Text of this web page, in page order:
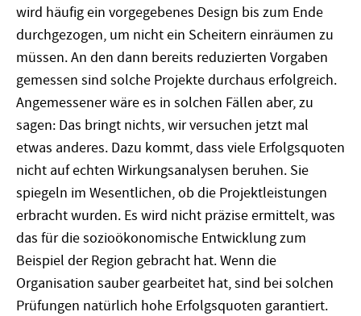
wird häufig ein vorgegebenes Design bis zum Ende
durchgezogen, um nicht ein Scheitern einräumen zu
müssen. An den dann bereits reduzierten Vorgaben
gemessen sind solche Projekte durchaus erfolgreich.
Angemessener wäre es in solchen Fällen aber, zu
sagen: Das bringt nichts, wir versuchen jetzt mal
etwas anderes. Dazu kommt, dass viele Erfolgsquoten
nicht auf echten Wirkungsanalysen beruhen. Sie
spiegeln im Wesentlichen, ob die Projektleistungen
erbracht wurden. Es wird nicht präzise ermittelt, was
das für die sozioökonomische Entwicklung zum
Beispiel der Region gebracht hat. Wenn die
Organisation sauber gearbeitet hat, sind bei solchen
Prüfungen natürlich hohe Erfolgsquoten garantiert.